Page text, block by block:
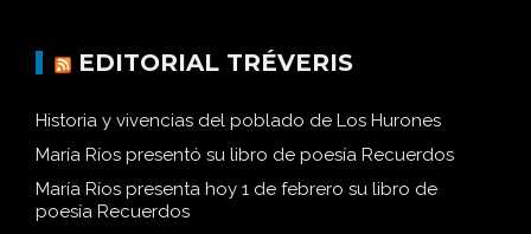
EDITORIAL TRÉVERIS
Historia y vivencias del poblado de Los Hurones
María Ríos presentó su libro de poesía Recuerdos
María Ríos presenta hoy 1 de febrero su libro de
poesía Recuerdos